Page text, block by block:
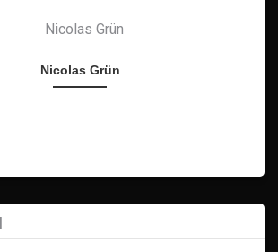
Nicolas Grün